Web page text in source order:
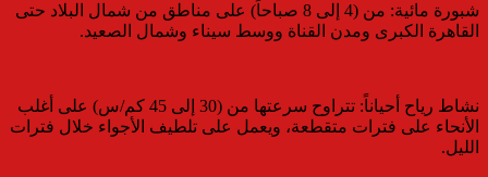
​شبورة مائية: من (4 إلى 8 صباحاً) على مناطق من شمال البلاد حتى
القاهرة الكبرى ومدن القناة ووسط سيناء وشمال الصعيد.
​نشاط رياح أحياناً: تتراوح سرعتها من (30 إلى 45 كم/س) على أغلب
الأنحاء على فترات متقطعة، ويعمل على تلطيف الأجواء خلال فترات
الليل.